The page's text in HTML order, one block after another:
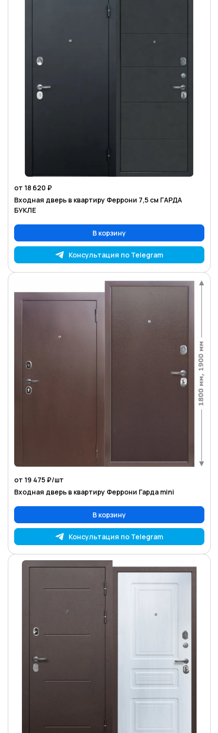
от 18 620 ₽
Входная дверь в квартиру Феррони 7,5 см ГАРДА
БУКЛЕ
В корзину
Консультация по Telegram
от 19 475 ₽/шт
Входная дверь в квартиру Феррони Гарда mini
В корзину
Консультация по Telegram